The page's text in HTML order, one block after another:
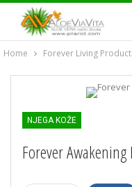
Home Forever Living
NJEGA KOŽE
Forever Awakening